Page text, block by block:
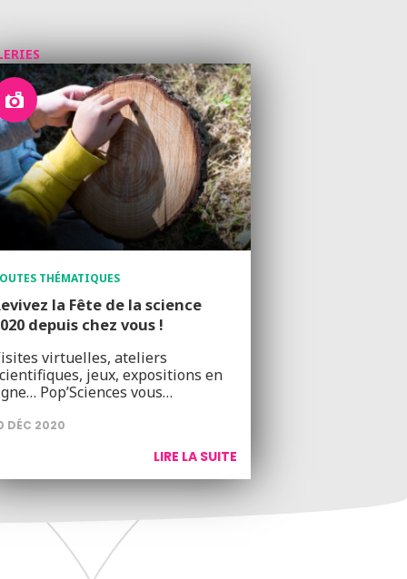
THÉMATIQUES
la Fête de la science
depuis chez vous !
virtuelles, ateliers
jeux, expositions en
Pop’Sciences vous…
DÉC 2020
LIRE LA SUITE